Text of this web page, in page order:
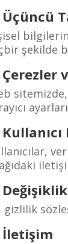
Üçüncü
şekilde
Çerezler
gizlilik
İletişim